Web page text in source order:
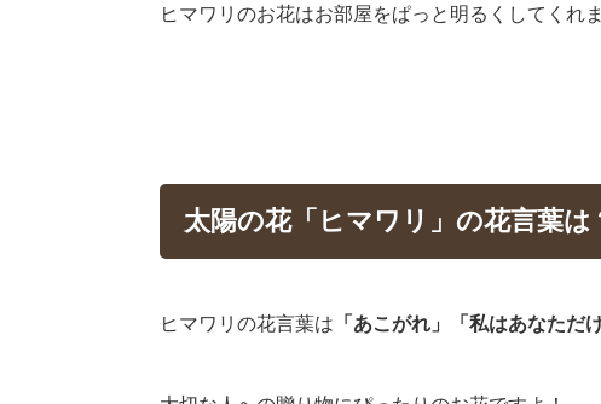
ヒマワリのお花はお部屋をぱっと明るくしてくれ
太陽の花「ヒマワリ」の花言葉は
ヒマワリの花言葉は 「あこがれ」「私はあなただ